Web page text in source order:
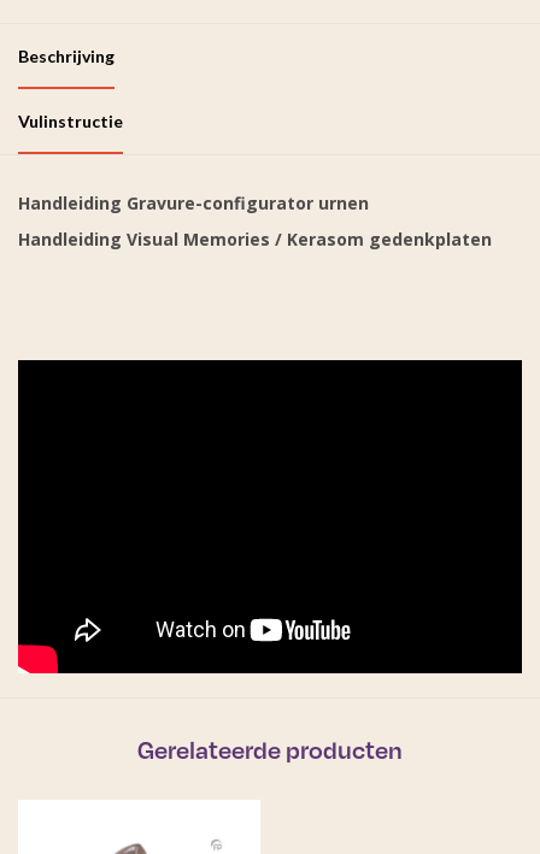
Beschrijving
Vulinstructie
Handleiding Gravure-configurator urnen
Handleiding Visual Memories / Kerasom gedenkplaten
Gerelateerde producten